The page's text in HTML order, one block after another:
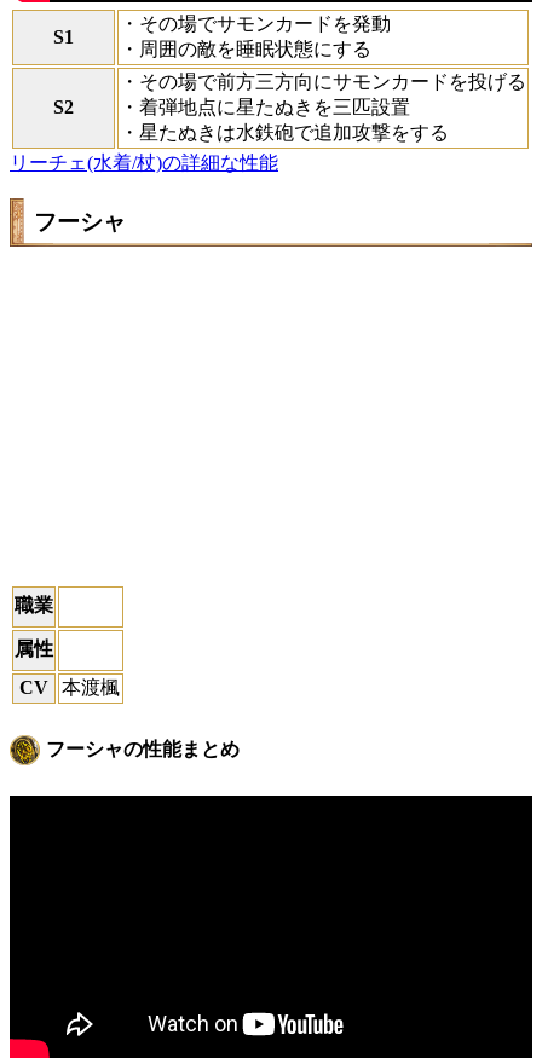
S1
・その場でサモンカードを発動
・周囲の敵を睡眠状態にする
S2
・その場で前方三方向にサモンカードを投げる
・着弾地点に星たぬきを三匹設置
・星たぬきは水鉄砲で追加攻撃をする
リーチェ(水着/杖)の詳細な性能
フーシャ
職業
属性
CV
本渡楓
フーシャの性能まとめ